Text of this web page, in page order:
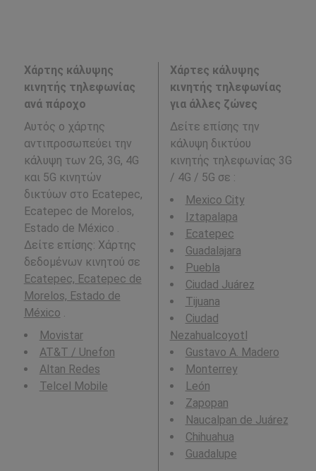
Χάρτης κάλυψης
κινητής τηλεφωνίας
ανά πάροχο
Αυτός ο χάρτης
αντιπροσωπεύει την
κάλυψη των 2G, 3G, 4G
και 5G κινητών
δικτύων στο Ecatepec,
Ecatepec de Morelos,
Estado de México .
Δείτε επίσης: Χάρτης
δεδομένων κινητού σε
Ecatepec, Ecatepec de
Morelos, Estado de
México
Movistar
AT&T / Unefon
Altan Redes
Telcel Mobile
Χάρτες κάλυψης
κινητής τηλεφωνίας
για άλλες ζώνες
Δείτε επίσης την
κάλυψη δικτύου
κινητής τηλεφωνίας 3G
/ 4G / 5G σε :
Mexico City
Iztapalapa
Ecatepec
Guadalajara
Puebla
Ciudad Juárez
Tijuana
Ciudad
Nezahualcoyotl
Gustavo A. Madero
Monterrey
León
Zapopan
Naucalpan de Juárez
Chihuahua
Guadalupe